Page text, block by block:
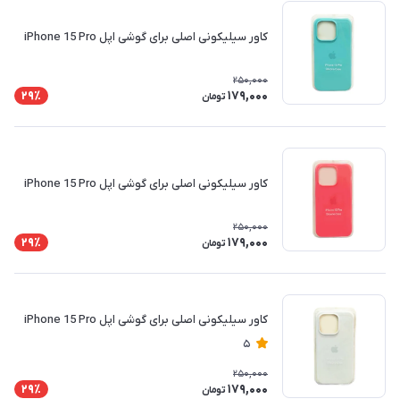
کاور سیلیکونی اصلی برای گوشی اپل iPhone 15 Pro
250,000
179,000 تومان 29٪
کاور سیلیکونی اصلی برای گوشی اپل iPhone 15 Pro
250,000
179,000 تومان 29٪
کاور سیلیکونی اصلی برای گوشی اپل iPhone 15 Pro
5
250,000
179,000 تومان 29٪